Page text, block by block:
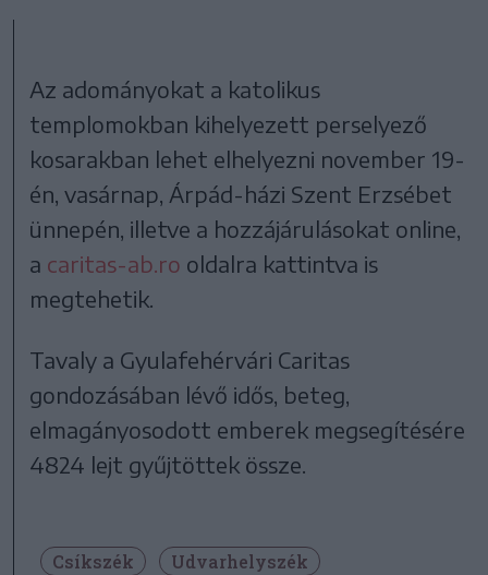
Az adományokat a katolikus
templomokban kihelyezett perselyező
kosarakban lehet elhelyezni november 19-
én, vasárnap, Árpád-házi Szent Erzsébet
ünnepén, illetve a hozzájárulásokat online,
a caritas-ab.ro oldalra kattintva is
megtehetik.
Tavaly a Gyulafehérvári Caritas
gondozásában lévő idős, beteg,
elmagányosodott emberek megsegítésére
4824 lejt gyűjtöttek össze.
Csíkszék
Udvarhelyszék